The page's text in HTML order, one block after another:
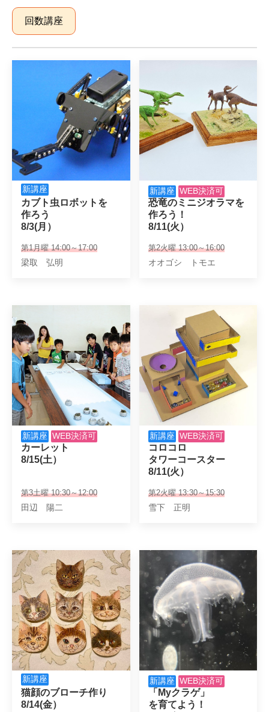
回数講座
新講座
カブト虫ロボットを
作ろう
8/3(月）
第1月曜 14:00～17:00
梁取 弘明
新講座 WEB決済可
恐竜のミニジオラマを
作ろう！
8/11(火）
第2火曜 13:00～16:00
オオゴシ トモエ
新講座 WEB決済可
カーレット
8/15(土）
第3土曜 10:30～12:00
田辺 陽二
新講座 WEB決済可
コロコロ
タワーコースター
8/11(火）
第2火曜 13:30～15:30
雪下 正明
新講座
猫顔のブローチ作り
8/14(金）
新講座 WEB決済可
「Myクラゲ」
を育てよう！